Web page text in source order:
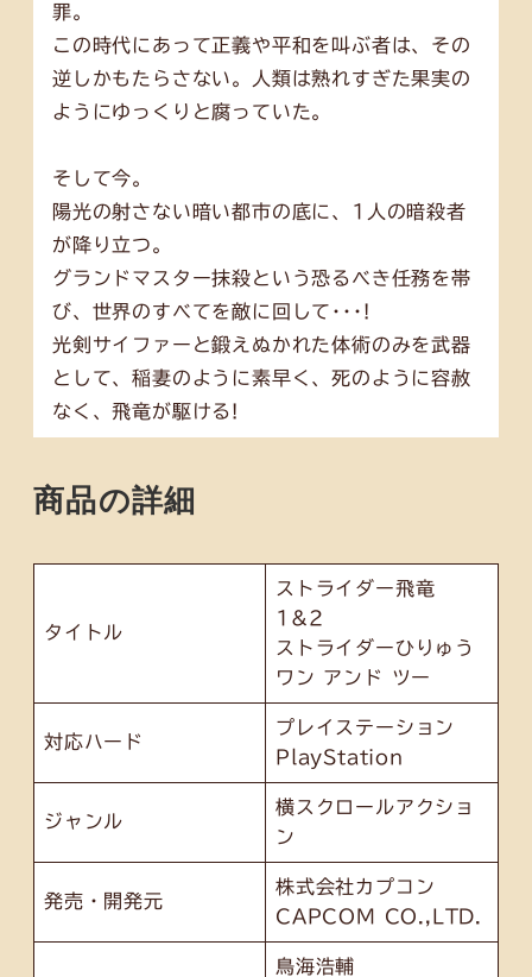
罪。
この時代にあって正義や平和を叫ぶ者は、その
逆しかもたらさない。人類は熟れすぎた果実の
ようにゆっくりと腐っていた。
そして今。
陽光の射さない暗い都市の底に、1人の暗殺者
が降り立つ。
グランドマスター抹殺という恐るべき任務を帯
び、世界のすべてを敵に回して･･･!
光剣サイファーと鍛えぬかれた体術のみを武器
として、稲妻のように素早く、死のように容赦
なく、飛竜が駆ける!
商品の詳細
タイトル
ストライダー飛竜
1&2
ストライダーひりゅう
ワン アンド ツー
対応ハード
プレイステーション
PlayStation
ジャンル
横スクロールアクショ
ン
発売・開発元
株式会社カプコン
CAPCOM CO.,LTD.
鳥海浩輔